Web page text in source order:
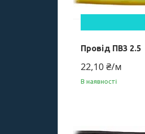
Провід ПВ3 2.5
22,10 ₴/м
В наявності